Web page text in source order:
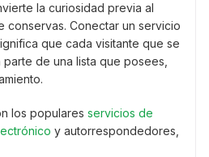
la curiosidad previa al
conservas. Conectar un servicio
que cada visitante que se
de una lista que posees,
los populares servicios de
y autorrespondedores,